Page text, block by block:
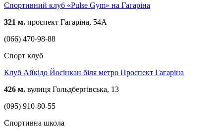
Спортивний клуб «Pulse Gym» на Гагаріна
321 м. проспект Гагаріна, 54А
(066) 470-98-88
Спорт клуб
Клуб Айкідо Йосінкан біля метро Проспект Гагаріна
426 м. вулиця Гольдбергівська, 13
(095) 910-80-55
Спортивна школа